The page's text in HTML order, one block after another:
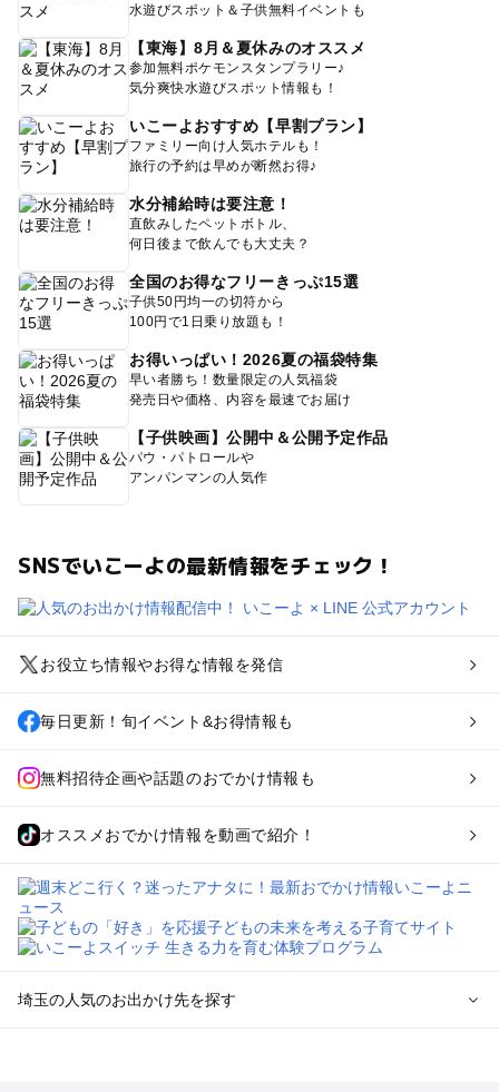
水遊びスポット＆子供無料イベントも
【東海】8月＆夏休みのオススメ
参加無料ポケモンスタンプラリー♪
気分爽快水遊びスポット情報も！
いこーよおすすめ【早割プラン】
ファミリー向け人気ホテルも！
旅行の予約は早めが断然お得♪
水分補給時は要注意！
直飲みしたペットボトル、
何日後まで飲んでも大丈夫？
全国のお得なフリーきっぷ15選
子供50円均一の切符から
100円で1日乗り放題も！
お得いっぱい！2026夏の福袋特集
早い者勝ち！数量限定の人気福袋
発売日や価格、内容を最速でお届け
【子供映画】公開中＆公開予定作品
パウ・パトロールや
アンパンマンの人気作
SNSでいこーよの最新情報をチェック！
お役立ち情報やお得な情報を発信
毎日更新！旬イベント&お得情報も
無料招待企画や話題のおでかけ情報も
オススメおでかけ情報を動画で紹介！
埼玉の人気のお出かけ先を探す